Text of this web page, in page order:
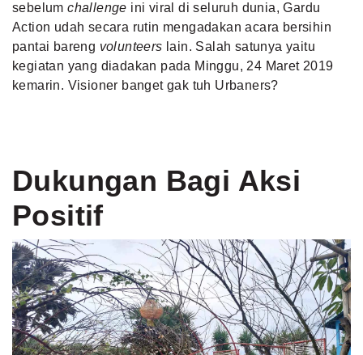
sebelumchallenge ini viral di seluruh dunia, Gardu
Action udah secara rutin mengadakan acara bersihin
pantai bareng volunteers lain. Salah satunya yaitu
kegiatan yang diadakan pada Minggu, 24 Maret 2019
kemarin. Visioner banget gak tuh Urbaners?
Dukungan Bagi Aksi
Positif